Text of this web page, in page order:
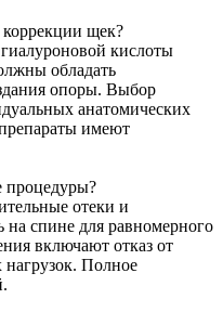
щек?
кислоты
обладать
опоры. Выбор
анатомических
имеют
процедуры?
отеки и
на спине для равномерного
включают отказ от
Полное